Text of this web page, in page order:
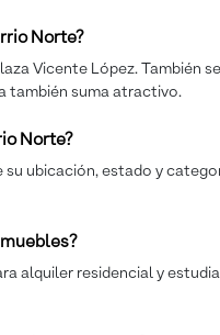
Norte?
Vicente López.
también suma atractivo.
Norte?
ubicación, estado y
alquiler residencial y